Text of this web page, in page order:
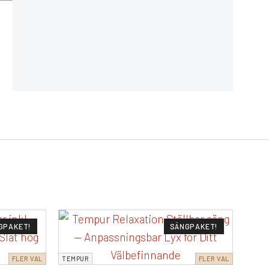
FLER VAL
SÄNGPAKET!
TEMPUR FLER VAL